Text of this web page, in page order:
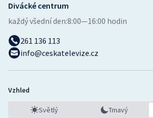
Divácké centrum
každý všední den:8:00—16:00 hodin
261 136 113
info@ceskatelevize.cz
Vzhled
Světlý Tmavý